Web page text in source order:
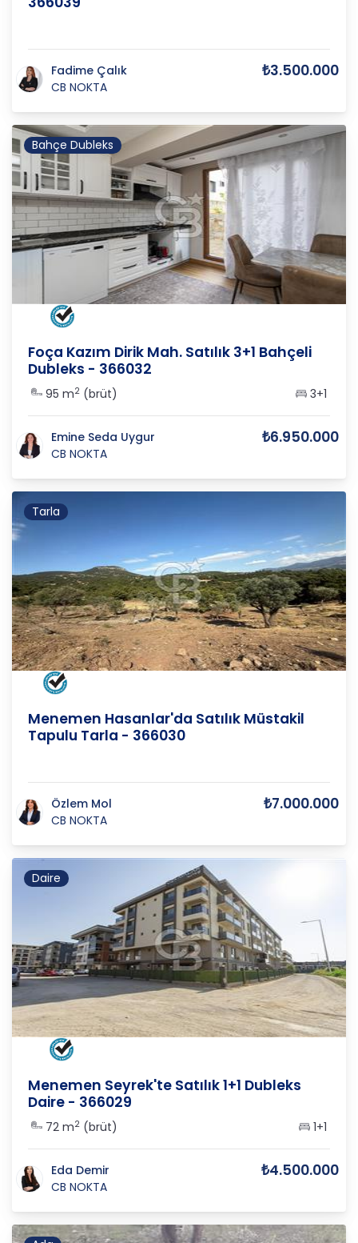
Fadime Çalık
CB NOKTA
₺3.500.000
Bahçe Dubleks
Foça Kazım Dirik Mah. Satılık 3+1 Bahçeli
Dubleks - 366032
95 m2 (brüt) 3+1
Emine Seda Uygur
CB NOKTA
₺6.950.000
Tarla
Menemen Hasanlar'da Satılık Müstakil
Tapulu Tarla - 366030
Özlem Mol
CB NOKTA
₺7.000.000
Daire
Menemen Seyrek'te Satılık 1+1 Dubleks
Daire - 366029
72 m2 (brüt) 1+1
Eda Demir
CB NOKTA
₺4.500.000